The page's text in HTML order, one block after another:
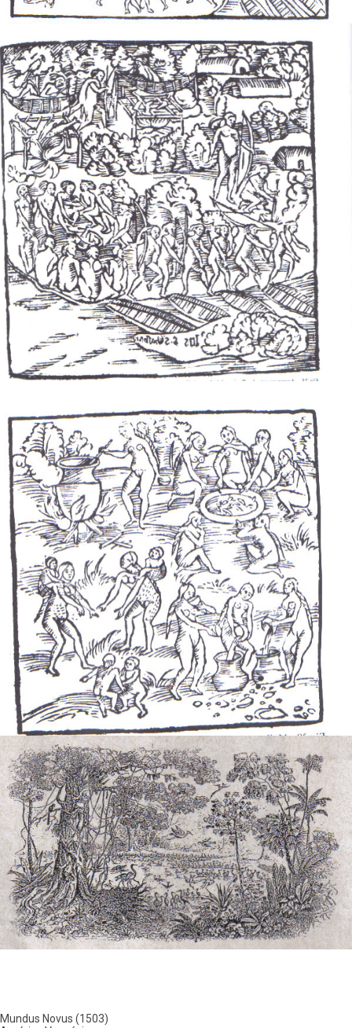
Mundus Novus (1503)